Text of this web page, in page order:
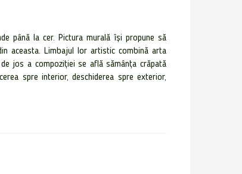
până la cer. Pictura murală își propune să
aceasta. Limbajul lor artistic combină arta
jos a compoziției se află sămânța crăpată
spre interior, deschiderea spre exterior,